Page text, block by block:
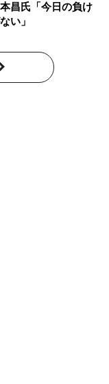
昌氏「今日の負け
い」